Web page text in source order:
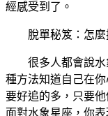
經感受到了。
脫單秘笈：怎
很多人都會說
種方法知道自己在
要好追的多，只要
面對水象星座，你